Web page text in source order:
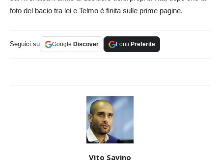
foto del bacio tra lei e Telmo è finita sulle prime pagine.
Seguici su Google Discover Fonti Preferite
Vito Savino